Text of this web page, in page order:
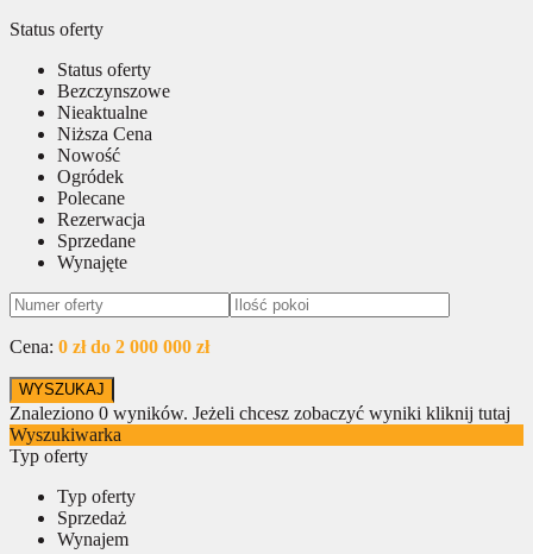
Status oferty
Status oferty
Bezczynszowe
Nieaktualne
Niższa Cena
Nowość
Ogródek
Polecane
Rezerwacja
Sprzedane
Wynajęte
Cena: 0 zł do 2 000 000 zł
Znaleziono 0 wyników. Jeżeli chcesz zobaczyć wyniki kliknij tutaj
Wyszukiwarka
Typ oferty
Typ oferty
Sprzedaż
Wynajem